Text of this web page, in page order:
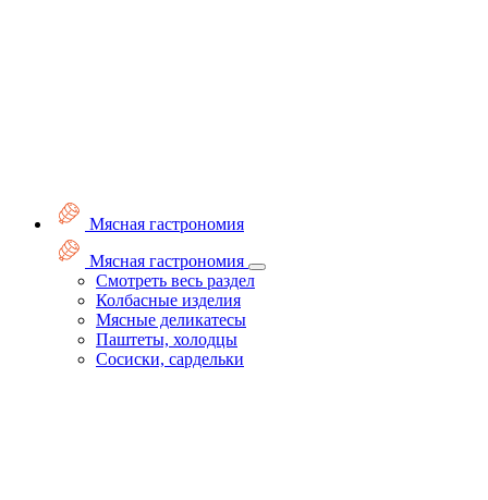
Мясная гастрономия
Мясная гастрономия
Смотреть весь раздел
Колбасные изделия
Мясные деликатесы
Паштеты, холодцы
Сосиски, сардельки